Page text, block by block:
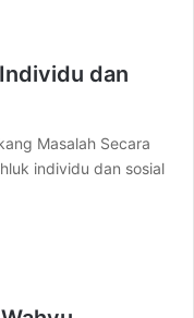
dan
Masalah Secara
individu dan sosial